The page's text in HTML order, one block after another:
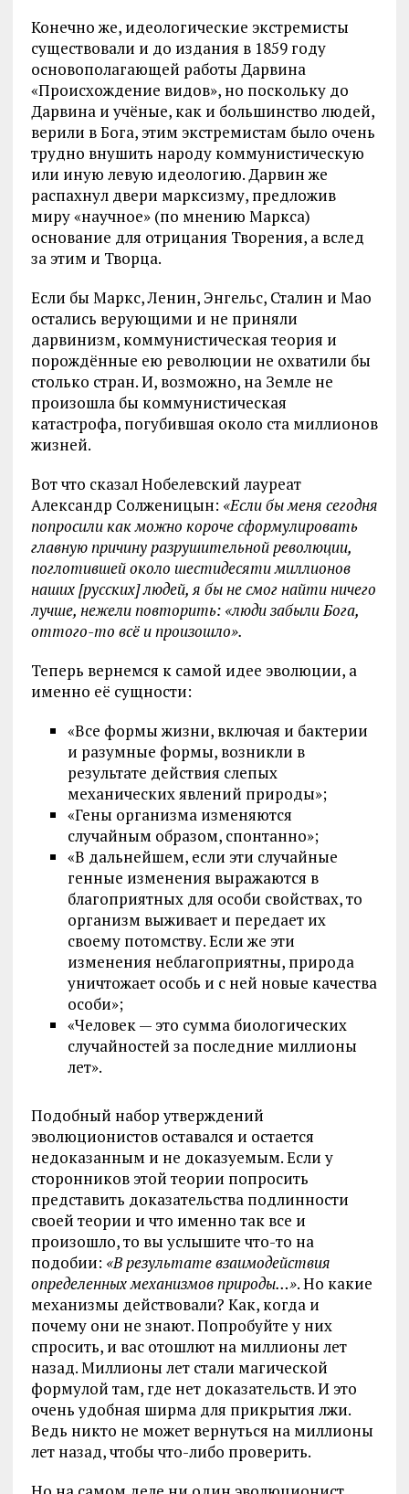
Конечно же, идеологические экстремисты
существовали и до издания в 1859 году
основополагающей работы Дарвина
«Происхождение видов», но поскольку до
Дарвина и учёные, как и большинство людей,
верили в Бога, этим экстремистам было очень
трудно внушить народу коммунистическую
или иную левую идеологию. Дарвин же
распахнул двери марксизму, предложив
миру «научное» (по мнению Маркса)
основание для отрицания Творения, а вслед
за этим и Творца.
Если бы Маркс, Ленин, Энгельс, Сталин и Мао
остались верующими и не приняли
дарвинизм, коммунистическая теория и
порождённые ею революции не охватили бы
столько стран. И, возможно, на Земле не
произошла бы коммунистическая
катастрофа, погубившая около ста миллионов
жизней.
Вот что сказал Нобелевский лауреат
Александр Солженицын: «Если бы меня сегодня
попросили как можно короче сформулировать
главную причину разрушительной революции,
поглотившей около шестидесяти миллионов
наших [русских] людей, я бы не смог найти ничего
лучше, нежели повторить: «люди забыли Бога,
оттого-то всё и произошло».
Теперь вернемся к самой идее эволюции, а
именно её сущности:
«Все формы жизни, включая и бактерии
и разумные формы, возникли в
результате действия слепых
механических явлений природы»;
«Гены организма изменяются
случайным образом, спонтанно»;
«В дальнейшем, если эти случайные
генные изменения выражаются в
благоприятных для особи свойствах, то
организм выживает и передает их
своему потомству. Если же эти
изменения неблагоприятны, природа
уничтожает особь и с ней новые качества
особи»;
«Человек — это сумма биологических
случайностей за последние миллионы
лет».
Подобный набор утверждений
эволюционистов оставался и остается
недоказанным и не доказуемым. Если у
сторонников этой теории попросить
представить доказательства подлинности
своей теории и что именно так все и
произошло, то вы услышите что-то на
подобии: «В результате взаимодействия
определенных механизмов природы…». Но какие
механизмы действовали? Как, когда и
почему они не знают. Попробуйте у них
спросить, и вас отошлют на миллионы лет
назад. Миллионы лет стали магической
формулой там, где нет доказательств. И это
очень удобная ширма для прикрытия лжи.
Ведь никто не может вернуться на миллионы
лет назад, чтобы что-либо проверить.